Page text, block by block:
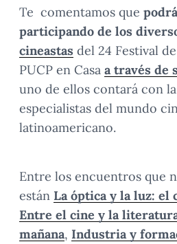
Te comentamos que
participando de los
cineastas del 24 Festival
PUCP en Casa a través de
uno de ellos contará con
especialistas del mundo
latinoamericano.
Entre los encuentros que
están La óptica y la luz: el
Entre el cine y la
mañana, Industria y